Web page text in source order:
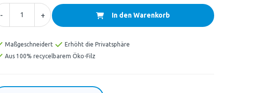
- + In den Warenkorb
Maßgeschneidert
Erhöht die Privatsphäre
Aus 100% recycelbarem Öko-Filz